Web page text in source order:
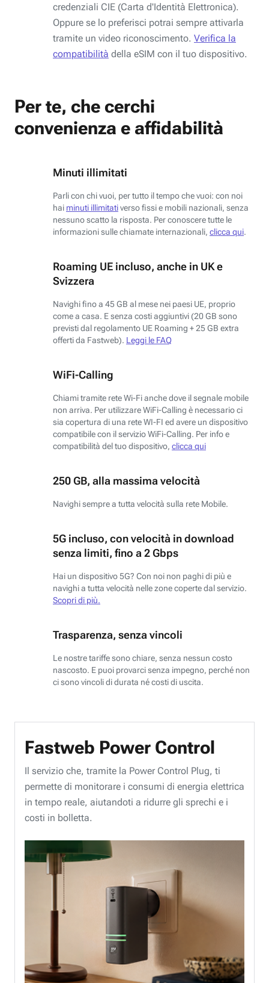
credenziali CIE (Carta d'Identità Elettronica).
Oppure se lo preferisci potrai sempre attivarla
tramite un video riconoscimento. Verifica la
compatibilità della eSIM con il tuo dispositivo.
Per te, che cerchi
convenienza e affidabilità
Minuti illimitati
Parli con chi vuoi, per tutto il tempo che vuoi: con noi
hai minuti illimitativerso fissi e mobili nazionali, senza
nessuno scatto la risposta. Per conoscere tutte le
informazioni sulle chiamate internazionali, clicca qui.
Roaming UE incluso, anche in UK e
Svizzera
Navighi fino a 45 GB al mese nei paesi UE, proprio
come a casa. E senza costi aggiuntivi (20 GB sono
previsti dal regolamento UE Roaming + 25 GB extra
offerti da Fastweb). Leggi le FAQ
WiFi-Calling
Chiami tramite rete Wi-Fi anche dove il segnale mobile
non arriva. Per utilizzare WiFi-Calling è necessario ci
sia copertura di una rete WI-FI ed avere un dispositivo
compatibile con il servizio WiFi-Calling. Per info e
compatibilità del tuo dispositivo, clicca qui
250 GB, alla massima velocità
Navighi sempre a tutta velocità sulla rete Mobile.
5G incluso, con velocità in download
senza limiti, fino a 2 Gbps
Hai un dispositivo 5G? Con noi non paghi di più e
navighi a tutta velocità nelle zone coperte dal servizio.
Scopri di più.
Trasparenza, senza vincoli
Le nostre tariffe sono chiare, senza nessun costo
nascosto. E puoi provarci senza impegno, perché non
ci sono vincoli di durata né costi di uscita.
Fastweb Power Control
Il servizio che, tramite la Power Control Plug, ti
permette di monitorare i consumi di energia elettrica
in tempo reale, aiutandoti a ridurre gli sprechi e i
costi in bolletta.